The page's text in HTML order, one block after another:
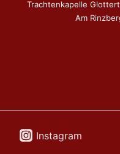
Trachtenkapelle
Am
Instagram